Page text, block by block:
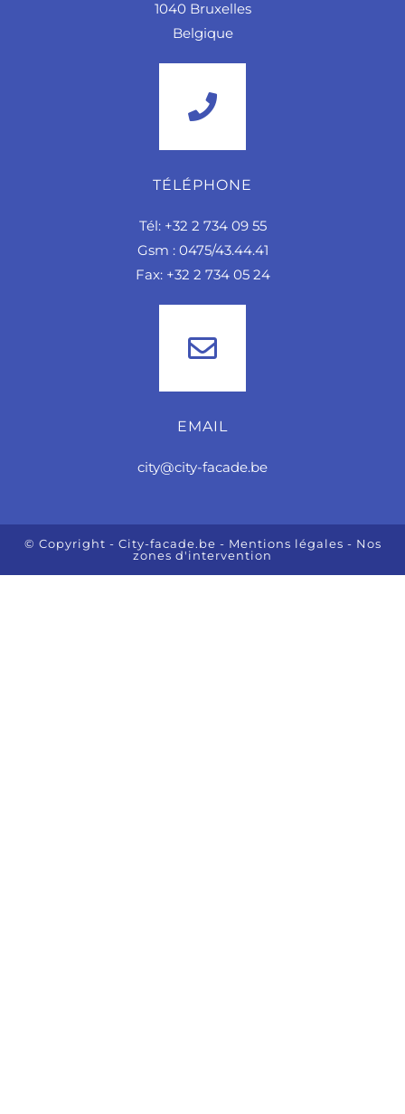
1040 Bruxelles
Belgique
TÉLÉPHONE
Tél: +32 2 734 09 55
Gsm : 0475/43.44.41
Fax: +32 2 734 05 24
EMAIL
city@city-facade.be
© Copyright - City-facade.be - Mentions légales - Nos
zones d'intervention